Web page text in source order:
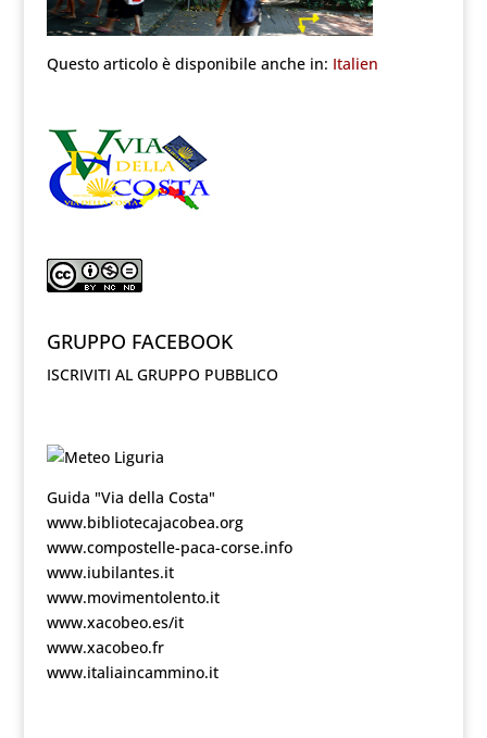
Questo articolo è disponibile anche in: Italien
GRUPPO FACEBOOK
ISCRIVITI AL GRUPPO PUBBLICO
Guida "Via della Costa"
www.bibliotecajacobea.org
www.compostelle-paca-corse.info
www.iubilantes.it
www.movimentolento.it
www.xacobeo.es/it
www.xacobeo.fr
www.italiaincammino.it